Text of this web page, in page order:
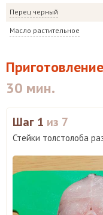
Перец черный
Масло растительное
Приготовление
30 мин.
Шаг 1 из 7
Стейки толстолоба